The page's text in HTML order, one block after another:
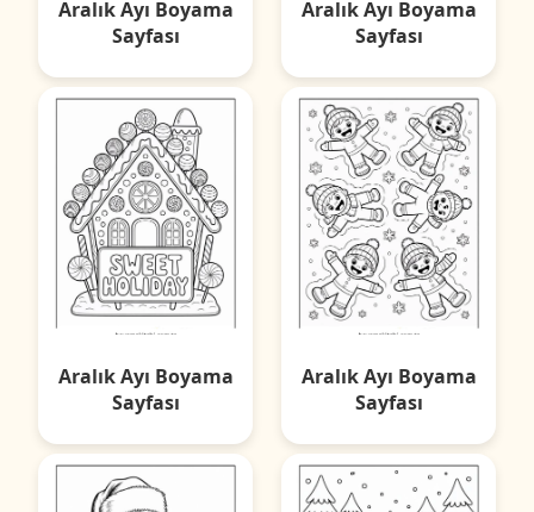
Aralık Ayı Boyama
Sayfası
Aralık Ayı Boyama
Sayfası
Aralık Ayı Boyama
Sayfası
Aralık Ayı Boyama
Sayfası